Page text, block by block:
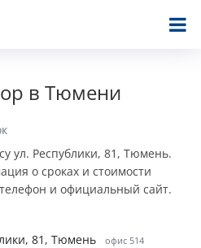
в Тюмени
ул. Республики, 81, Тюмень.
о сроках и стоимости
и официальный сайт.
81, Тюмень офис 514